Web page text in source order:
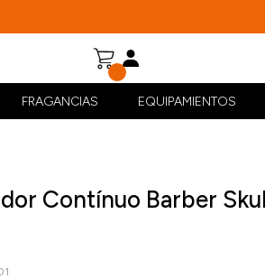
FRAGANCIAS EQUIPAMIENTOS
Contínuo Barber